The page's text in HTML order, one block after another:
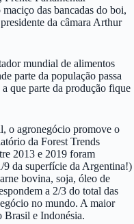
das bancadas do boi,
da câmara Arthur
mundial de alimentos
parte da população passa
que parte da produção fique
o agronegócio promove o
da Forest Trends
2013 e 2019 foram
9 da superfície da Argentina!)
bovina, soja, óleo de
a 2/3 do total das
no mundo. A maior
Brasil e Indonésia.